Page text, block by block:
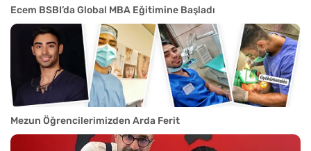
Ecem BSBI’da Global MBA Eğitimine Başladı
Mezun Öğrencilerimizden Arda Ferit